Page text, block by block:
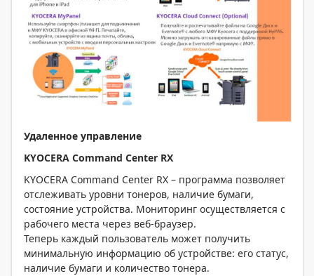
Удаленное управление
KYOCERA Command Center RX
KYOCERA Command Center RX – программа позволяет
отслеживать уровни тонеров, наличие бумаги,
состояние устройства. Мониторинг осуществляется с
рабочего места через веб-браузер.
Теперь каждый пользователь может получить
минимальную информацию об устройстве: его статус,
наличие бумаги и количество тонера.